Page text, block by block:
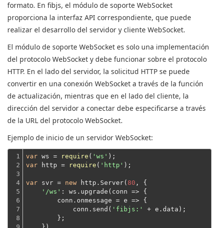
formato. En fibjs, el módulo de soporte WebSocket
proporciona la interfaz API correspondiente, que puede
realizar el desarrollo del servidor y cliente WebSocket.
El módulo de soporte WebSocket es solo una implementación
del protocolo WebSocket y debe funcionar sobre el protocolo
HTTP. En el lado del servidor, la solicitud HTTP se puede
convertir en una conexión WebSocket a través de la función
de actualización, mientras que en el lado del cliente, la
dirección del servidor a conectar debe especificarse a través
de la URL del protocolo WebSocket.
Ejemplo de inicio de un servidor WebSocket:
1
2
3
4
5
6
7
8
var ws = require ( 'ws'
var http = require ( 'http' );
var svr = new http.Server( 80 , {
'/ws' : ws.upgrade( conn => {
        conn.onmessage =
e => {
            conn.send(
'fibjs:'
+ e.data);
        };